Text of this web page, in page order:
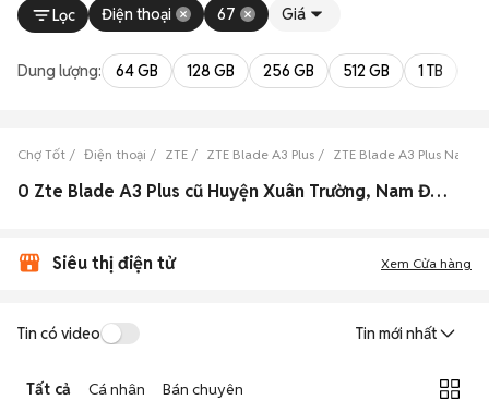
Lọc Điện thoại 67 Giá
Dung lượng: 64 GB 128 GB 256 GB 512 GB 1 TB
Chợ Tốt Điện thoại ZTE ZTE Blade A3 Plus ZTE Blade A3 Plus Nam
0 Zte Blade A3 Plus cũ Huyện Xuân Trường, Nam Định đẹp
Siêu thị điện tử Xem Cửa hàng
Tin có video Tin mới nhất
Tất cả Cá nhân Bán chuyên